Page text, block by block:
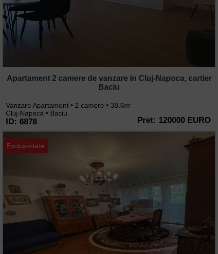
Apartament 2 camere de vanzare in Cluj-Napoca, cartier
Baciu
Vanzare Apartament • 2 camere • 38.6m2
Cluj-Napoca • Baciu
ID: 6878 Pret: 120000 EURO
Exclusivitate